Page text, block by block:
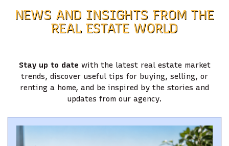
FOR SALE
COMMERCIAL
VACATION
CONTACTS
NEWS AND INSIGHTS FROM THE
REAL ESTATE WORLD
Stay up to date with the latest real estate market
trends, discover useful tips for buying, selling, or
renting a home, and be inspired by the stories and
updates from our agency.